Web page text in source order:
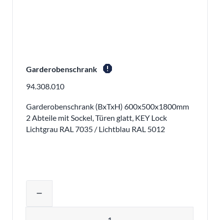
Garderobenschrank report
94.308.010
Garderobenschrank (BxTxH) 600x500x1800mm
2 Abteile mit Sockel, Türen glatt, KEY Lock
Lichtgrau RAL 7035 / Lichtblau RAL 5012
remove